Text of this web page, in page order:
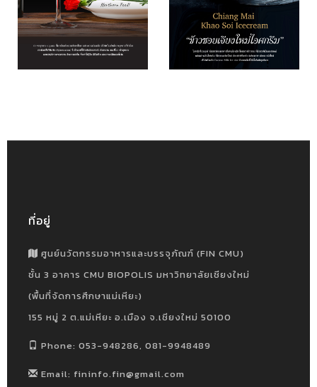
ที่อยู่
ศูนย์นวัตกรรมอาหารและบรรจุภัณฑ์ (FIN CMU)
ชั้น 3 อาคาร CMU BIOPOLIS มหาวิทยาลัยเชียงใหม่
(พื้นที่จัดการศึกษาแม่เหียะ)
155 หมู่ 2 ต.แม่เหียะ อ.เมือง จ.เชียงใหม่ 50100
Phone: 053-948286, 081-9948489
Email: fininfo.fin@gmail.com